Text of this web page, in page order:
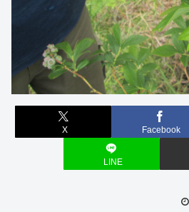
X Facebook
LINE